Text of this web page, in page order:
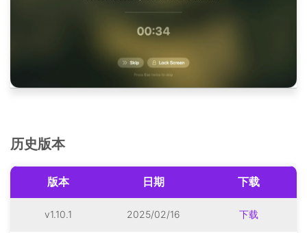
历史版本
版本 日期 下载
v1.10.1 2025/02/16 下载